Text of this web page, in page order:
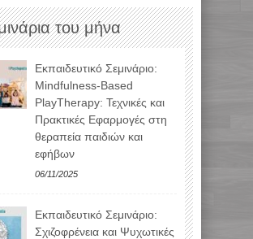
του μήνα
Εκπαιδευτικό Σεμινάριο:
Mindfulness-Based
PlayTherapy: Τεχνικές και
Πρακτικές Εφαρμογές στη
θεραπεία παιδιών και
εφήβων
06/11/2025
Εκπαιδευτικό Σεμινάριο:
Σχιζοφρένεια και Ψυχωτικές